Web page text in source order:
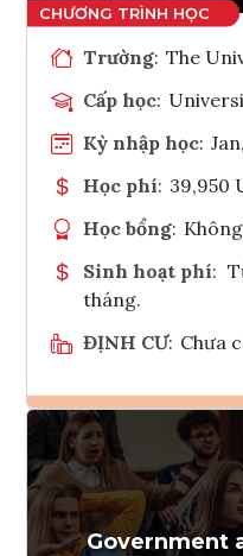
Trường: The
Cấp học:
Kỳ nhập học:
Học phí: 39,950
Học bổng: Không
Sinh hoạt phí:
tháng.
ĐỊNH CƯ: Chưa
Government